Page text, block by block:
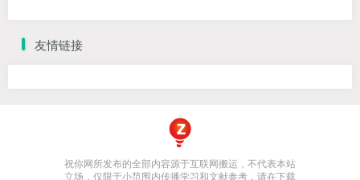
友情链接
祝你网所发布的全部内容源于互联网搬运，不代表本站
立场，仅限于小范围内传播学习和文献参考，请在下载